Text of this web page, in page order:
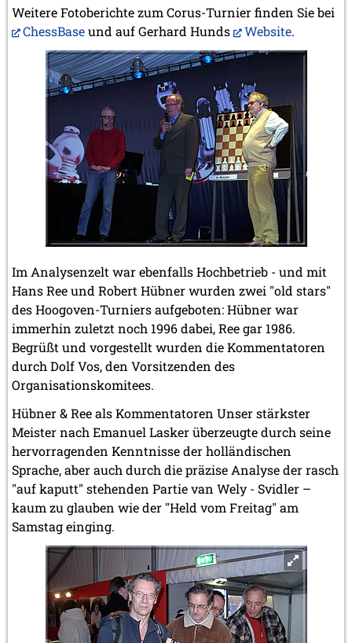
Weitere Fotoberichte zum Corus-Turnier finden Sie bei
ChessBaseund auf Gerhard Hunds Website.
Im Analysenzelt war ebenfalls Hochbetrieb - und mit
Hans Ree und Robert Hübner wurden zwei "old stars"
des Hoogoven-Turniers aufgeboten: Hübner war
immerhin zuletzt noch 1996 dabei, Ree gar 1986.
Begrüßt und vorgestellt wurden die Kommentatoren
durch Dolf Vos, den Vorsitzenden des
Organisationskomitees.
Hübner & Ree als Kommentatoren Unser stärkster
Meister nach Emanuel Lasker überzeugte durch seine
hervorragenden Kenntnisse der holländischen
Sprache, aber auch durch die präzise Analyse der rasch
"auf kaputt" stehenden Partie van Wely - Svidler –
kaum zu glauben wie der "Held vom Freitag" am
Samstag einging.